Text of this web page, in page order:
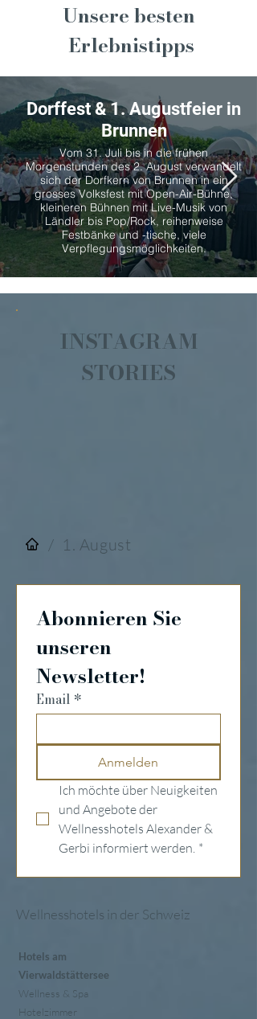
Unsere besten
Erlebnistipps
Dorffest & 1. Augustfeier in
Brunnen
Vom 31. Juli bis in die frühen
Morgenstunden des 2. August verwandelt
sich der Dorfkern von Brunnen in ein
grosses Volksfest mit Open-Air-Bühne,
kleineren Bühnen mit Live-Musik von
Ländler bis Pop/Rock, reihenweise
Festbänke und -tische, viele
Verpflegungsmöglichkeiten.
INSTAGRAM
STORIES
/ 1. August
Abonnieren Sie
unseren
Newsletter!
Email *
Anmelden
Ich möchte über Neuigkeiten
und Angebote der
Wellnesshotels Alexander &
Gerbi informiert werden. *
Wellnesshotels in der Schweiz
Hotels am
Vierwaldstättersee
Wellness & Spa
Hotelzimmer